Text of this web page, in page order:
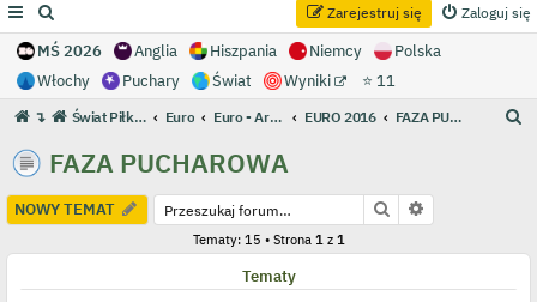
Zaloguj się
Zarejestruj się
MŚ 2026 Anglia Hiszpania Niemcy
Polska
Włochy
Puchary Świat Wyniki ⭐ 11
↴ Świat Piłki - Największe forum piłki nożnej Euro Euro - Archiwum EURO 2016 FAZA PUCHAROWA
j
FAZA PUCHAROWA
NOWY TEMAT Szukaj
Tematy: 15 • Strona 1z 1
Tematy